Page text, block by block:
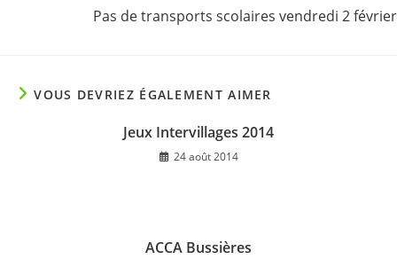
Pas de transports scolaires vendredi 2 février
VOUS DEVRIEZ ÉGALEMENT AIMER
Jeux Intervillages 2014
24 août 2014
ACCA Bussières